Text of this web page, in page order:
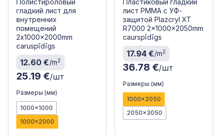
Полистироловый
гладкий лист для
внутренних
помещений
2x1000x2000mm
caruspīdīgs
12.60 €/m2
25.19 €/шт
Размеры (мм)
1000x1000
1000x2000
Пластиковый гладкий
лист PMMA с УФ-
защитой Plazcryl XT
R7000 2x1000x2050mm
caurspīdīgs
17.94 €/m2
36.78 €/шт
Размеры (мм)
1000x2050
2050x3050